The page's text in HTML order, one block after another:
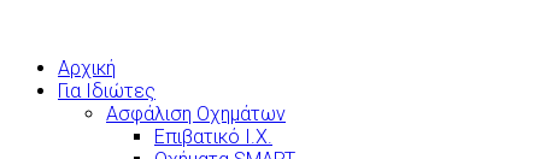
Αρχική
Για Ιδιώτες
Ασφάλιση Οχημάτων
Επιβατικό Ι.Χ.